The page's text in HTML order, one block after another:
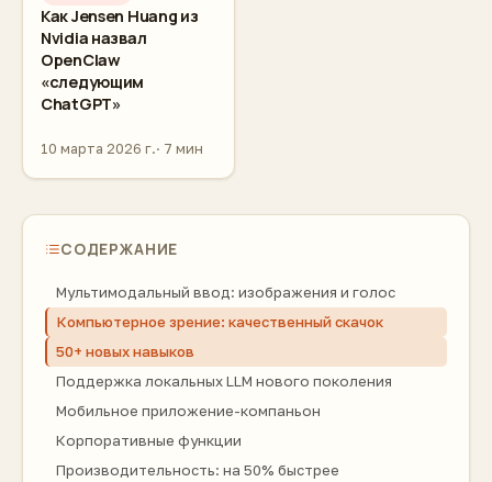
Как Jensen Huang из
Nvidia назвал
OpenClaw
«следующим
ChatGPT»
10 марта 2026 г. 7 мин
СОДЕРЖАНИЕ
Мультимодальный ввод: изображения и голос
Компьютерное зрение: качественный скачок
50+ новых навыков
Поддержка локальных LLM нового поколения
Мобильное приложение-компаньон
Корпоративные функции
Производительность: на 50% быстрее